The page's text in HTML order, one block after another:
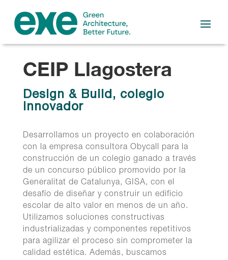
CEIP Llagostera
Design & Build, colegio
innovador
Desarrollamos un proyecto en colaboración
con la empresa consultora Obycall para la
construcción de un colegio ganado a través
de un concurso público promovido por la
Generalitat de Catalunya, GISA, con el
desafío de diseñar y construir un edificio
escolar de alto valor en menos de un año.
Utilizamos soluciones constructivas
industrializadas y componentes repetitivos
para agilizar el proceso sin comprometer la
calidad estética. Además, buscamos